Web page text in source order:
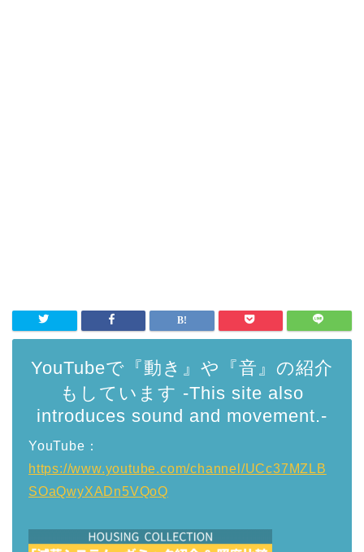
YouTubeで『動き』や『音』の紹介
もしています -This site also
introduces sound and movement.-
YouTube：
https://www.youtube.com/channel/UCc37MZLB
SOaQwyXADn5VQoQ